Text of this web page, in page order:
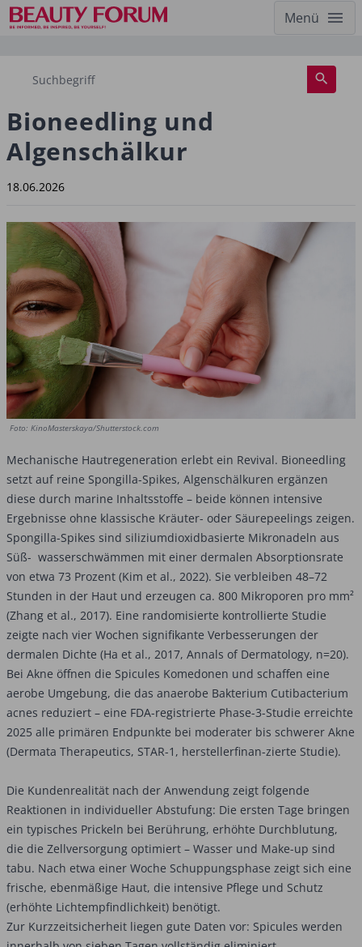
Menü
Bioneedling und
Algenschälkur
18.06.2026
Foto: KinoMasterskaya/Shutterstock.com
Mechanische Hautregeneration erlebt ein Revival. Bioneedling
setzt auf reine Spongilla-Spikes, Algenschälkuren ergänzen
diese durch marine Inhaltsstoffe – beide können intensive
Ergebnisse ohne klassische Kräuter- oder Säurepeelings zeigen.
Spongilla-Spikes sind siliziumdioxidbasierte Mikronadeln aus
Süß- wasserschwämmen mit einer dermalen Absorptionsrate
von etwa 73 Prozent (Kim et al., 2022). Sie verbleiben 48–72
Stunden in der Haut und erzeugen ca. 800 Mikroporen pro mm²
(Zhang et al., 2017). Eine randomisierte kontrollierte Studie
zeigte nach vier Wochen signifikante Verbesserungen der
dermalen Dichte (Ha et al., 2017, Annals of Dermatology, n=20).
Bei Akne öffnen die Spicules Komedonen und schaffen eine
aerobe Umgebung, die das anaerobe Bakterium Cutibacterium
acnes reduziert – eine FDA-registrierte Phase-3-Studie erreichte
2025 alle primären Endpunkte bei moderater bis schwerer Akne
(Dermata Therapeutics, STAR-1, herstellerfinan-zierte Studie).
Die Kundenrealität nach der Anwendung zeigt folgende
Reaktionen in individueller Abstufung: Die ersten Tage bringen
ein typisches Prickeln bei Berührung, erhöhte Durchblutung,
die die Zellversorgung optimiert – Wasser und Make-up sind
tabu. Nach etwa einer Woche Schuppungsphase zeigt sich eine
frische, ebenmäßige Haut, die intensive Pflege und Schutz
(erhöhte Lichtempfindlichkeit) benötigt.
Zur Kurzzeitsicherheit liegen gute Daten vor: Spicules werden